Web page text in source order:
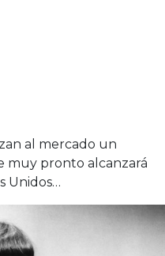
al mercado un
muy pronto alcanzará
Unidos…